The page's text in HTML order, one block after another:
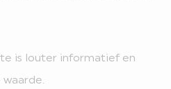
is louter informatief en